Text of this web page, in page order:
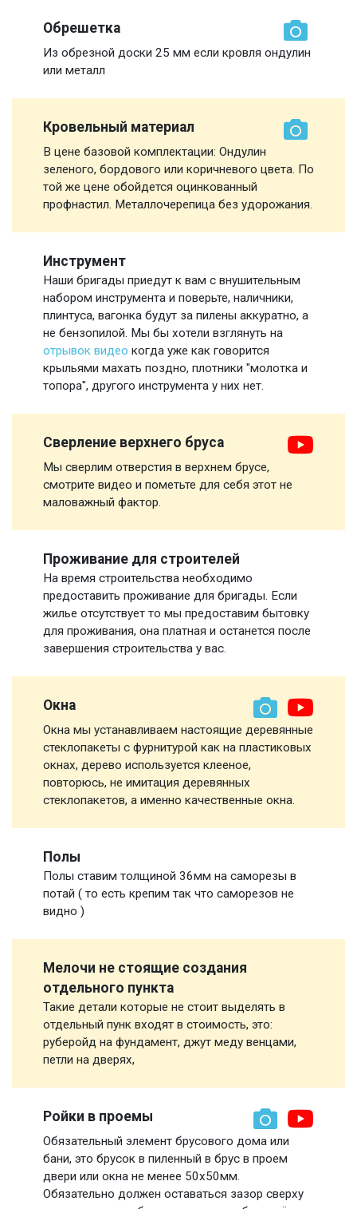
Обрешетка
Из обрезной доски 25 мм если кровля ондулин
или металл
Кровельный материал
В цене базовой комплектации: Ондулин
зеленого, бордового или коричневого цвета. По
той же цене обойдется оцинкованный
профнастил. Металлочерепица без удорожания.
Инструмент
Наши бригады приедут к вам с внушительным
набором инструмента и поверьте, наличники,
плинтуса, вагонка будут за пилены аккуратно, а
не бензопилой. Мы бы хотели взглянуть на
отрывок видео когда уже как говорится
крыльями махать поздно, плотники "молотка и
топора", другого инструмента у них нет.
Сверление верхнего бруса
Мы сверлим отверстия в верхнем брусе,
смотрите видео и пометьте для себя этот не
маловажный фактор.
Проживание для строителей
На время строительства необходимо
предоставить проживание для бригады. Если
жилье отсутствует то мы предоставим бытовку
для проживания, она платная и останется после
завершения строительства у вас.
Окна
Окна мы устанавливаем настоящие деревянные
стеклопакеты с фурнитурой как на пластиковых
окнах, дерево используется клееное,
повторюсь, не имитация деревянных
стеклопакетов, а именно качественные окна.
Полы
Полы ставим толщиной 36мм на саморезы в
потай ( то есть крепим так что саморезов не
видно )
Мелочи не стоящие создания
отдельного пункта
Такие детали которые не стоит выделять в
отдельный пунк входят в стоимость, это:
руберойд на фундамент, джут меду венцами,
петли на дверях,
Ройки в проемы
Обязательный элемент брусового дома или
бани, это брусок в пиленный в брус в проем
двери или окна не менее 50х50мм.
Обязательно должен оставаться зазор сверху